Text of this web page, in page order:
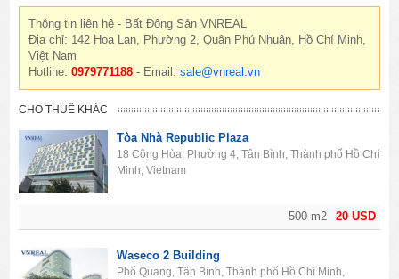
Thông tin liên hệ - Bất Động Sản VNREAL
Địa chỉ: 142 Hoa Lan, Phường 2, Quận Phú Nhuận, Hồ Chí Minh,
Việt Nam
Hotline:0979771188 - Email:sale@vnreal.vn
CHO THUÊ KHÁC
20 USD
500 m2
Tòa Nhà Republic Plaza
18 Cộng Hòa, Phường 4, Tân Bình, Thành phố Hồ Chí
Minh, Vietnam
Waseco 2 Building
Phổ Quang, Tân Bình, Thành phố Hồ Chí Minh,